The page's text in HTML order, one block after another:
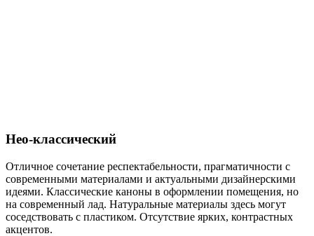
Нео-классический
Отличное сочетание респектабельности, прагматичности с
современными материалами и актуальными дизайнерскими
идеями. Классические каноны в оформлении помещения, но
на современный лад. Натуральные материалы здесь могут
соседствовать с пластиком. Отсутствие ярких, контрастных
акцентов.